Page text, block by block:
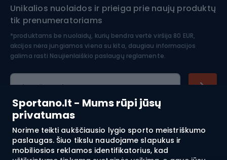
Sportano.lt - Mums rūpi jūsų
privatumas
Norime teikti aukščiausio lygio sporto meistriškumo
paslaugas. Šiuo tikslu naudojame slapukus ir
mobiliosios reklamos identifikatorius, kad
Šiaurietiškas ėjimas
Unikalios nuolaidos ir prieiga prie naujų produktų
tik prenumeratoriams
*produktams be nuolaidų, kurių bendra vertė viršija 80 EUR,
akcijos nėra jungiamos viena su kita, daugiau informacijos
galima rasti Naujienlaiškio paslaugų reglamente.
El. pašto adresas
Pirkimas
Klientų aptarnavimas